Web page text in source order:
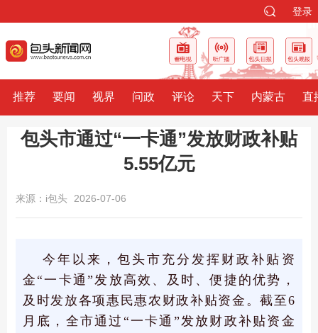
登录
推荐 要闻 视界 问政 评论 天下 内蒙古 直
包头市通过“一卡通”发放财政补贴
5.55亿元
来源：i包头 2026-07-06
今年 以来，包头市 充分发挥财政补贴资
金“一卡通”发放高效、及时、便捷的优势，
及时发放各项惠民惠农财政补贴资金。截至6
月底，全市通过“一卡通”发放财政补贴资金